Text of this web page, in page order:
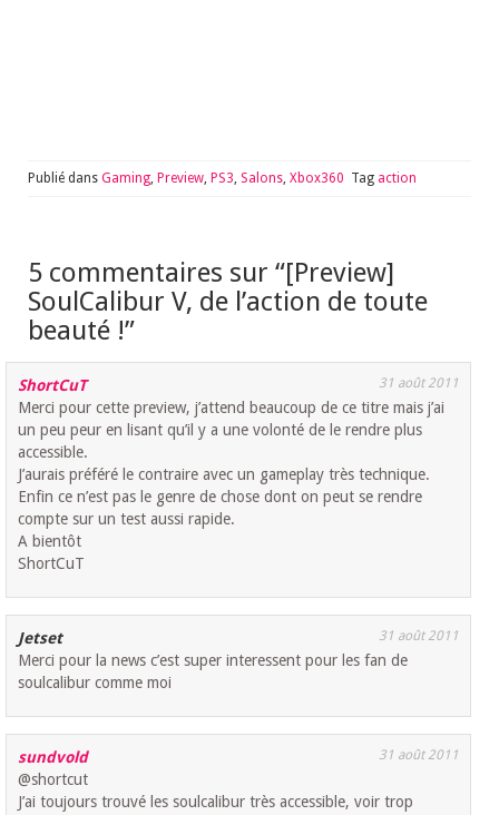
Publié dans Gaming, Preview, PS3, Salons, Xbox360 Tag action
5 commentaires sur “[Preview]
SoulCalibur V, de l’action de toute
beauté !”
ShortCuT 31 août 2011
Merci pour cette preview, j’attend beaucoup de ce titre mais j’ai
un peu peur en lisant qu’il y a une volonté de le rendre plus
accessible.
J’aurais préféré le contraire avec un gameplay très technique.
Enfin ce n’est pas le genre de chose dont on peut se rendre
compte sur un test aussi rapide.
A bientôt
ShortCuT
Jetset 31 août 2011
Merci pour la news c’est super interessent pour les fan de
soulcalibur comme moi
sundvold 31 août 2011
@shortcut
J’ai toujours trouvé les soulcalibur très accessible, voir trop